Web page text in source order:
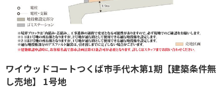
ワイウッドコートつくば市手代木第1期【建築条件無
し売地】 1号地